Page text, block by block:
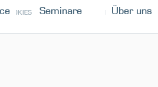
COOKIES IMPRESSUM PRESSE
Seminare Über uns